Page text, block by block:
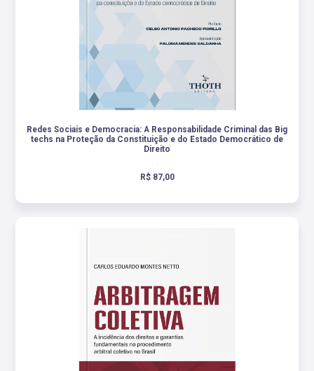
Redes Sociais e Democracia: A Responsabilidade Criminal das Big
techs na Proteção da Constituição e do Estado Democrático de
Direito
.
R$ 87,00